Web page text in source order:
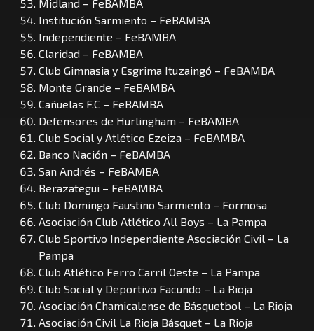
Midland – FeBAMBA
Institución Sarmiento – FeBAMBA
Independiente – FeBAMBA
Claridad – FeBAMBA
Club Gimnasia y Esgrima Ituzaingó – FeBAMBA
Monte Grande – FeBAMBA
Cañuelas F.C – FeBAMBA
Defensores de Hurlingham – FeBAMBA
Club Social y Atlético Ezeiza – FeBAMBA
Banco Nación – FeBAMBA
San Andrés – FeBAMBA
Berazategui – FeBAMBA
Club Domingo Faustino Sarmiento – Formosa
Asociación Club Atlético All Boys – La Pampa
Club Sportivo Independiente Asociación Civil – La
Pampa
Club Atlético Ferro Carril Oeste – La Pampa
Club Social y Deportivo Facundo – La Rioja
Asociación Chamicalense de Básquetbol – La Rioja
Asociación Civil La Rioja Básquet – La Rioja